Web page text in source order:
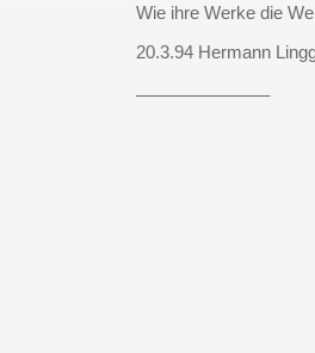
Wie ihre Werke die
20.3.94 Hermann